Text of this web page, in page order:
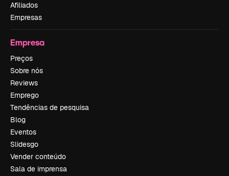
Afiliados
Empresas
Empresa
Preços
Sobre nós
Reviews
Emprego
Tendências de pesquisa
Blog
Eventos
Slidesgo
Vender conteúdo
Sala de imprensa